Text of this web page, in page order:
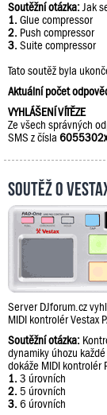
Soutěžní otázka:Jak
1.Glue compressor
2. Push compressor
3.Suite compressor
Tato soutěž byla
Aktuální počet
VYHLÁŠENÍ VÍTĚZE
Ze všech správných
SMS z čísla
Soutěž o
Server DJforum.cz
MIDI kontrolér Vestax
Soutěžní otázka:
dynamiky úhozu
dokáže MIDI kontrolér
1. 3 úrovních
2. 5 úrovních
3. 6 úrovních